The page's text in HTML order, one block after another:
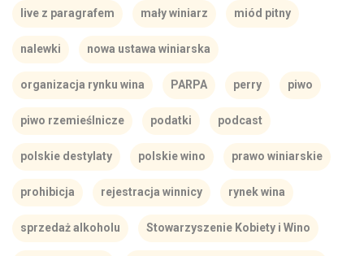
live z paragrafem mały winiarz miód pitny
nalewki nowa ustawa winiarska
organizacja rynku wina PARPA perry piwo
piwo rzemieślnicze podatki podcast
polskie destylaty polskie wino prawo winiarskie
prohibicja rejestracja winnicy rynek wina
sprzedaż alkoholu Stowarzyszenie Kobiety i Wino